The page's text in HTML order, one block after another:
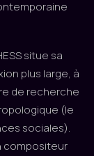
situe sa
plus large, à
de recherche
(le
sociales).
compositeur